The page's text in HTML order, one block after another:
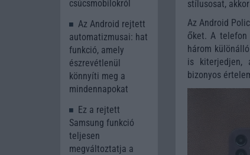
stílusosat,
Az Android
őket. A telefon
három
is kiterjedjen,
bizonyos
csúcsmobilokról
Az Android rejtett
automatizmusai: hat
funkció, amely
észrevétlenül
könnyíti meg a
mindennapokat
Ez a rejtett
Samsung funkció
teljesen
megváltoztatja a